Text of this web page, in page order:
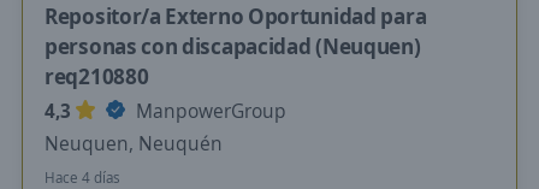
Repositor/a Externo Oportunidad para
personas con discapacidad (Neuquen)
req210880
4,3
ManpowerGroup
Neuquen, Neuquén
Hace 4 días